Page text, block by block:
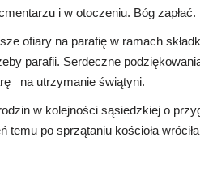
i w otoczeniu. Bóg zapłać.
ofiary na parafię w ramach
parafii. Serdeczne
na utrzymanie świątyni.
w kolejności sąsiedzkiej o
temu po sprzątaniu kościoła